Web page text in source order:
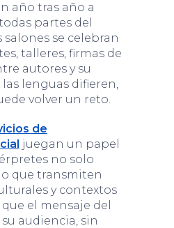
año tras año a
partes del
se celebran
talleres, firmas de
autores y su
lenguas difieren,
volver un reto.
de
juegan un papel
no solo
que transmiten
y contextos
el mensaje del
audiencia, sin